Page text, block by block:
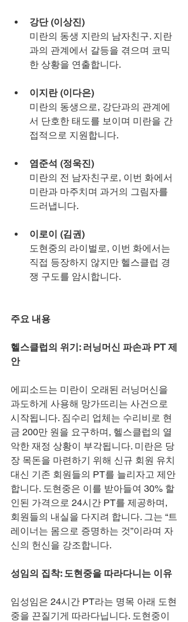
강단 (이상진)
미란의 동생 지란의 남자친구. 지란
과의 관계에서 갈등을 겪으며 코믹
한 상황을 연출합니다.
이지란 (이다은)
미란의 동생으로, 강단과의 관계에
서 단호한 태도를 보이며 미란을 간
접적으로 지원합니다.
염준석 (정욱진)
미란의 전 남자친구로, 이번 화에서
미란과 마주치며 과거의 그림자를
드러냅니다.
이로이 (김권)
도현중의 라이벌로, 이번 화에서는
직접 등장하지 않지만 헬스클럽 경
쟁 구도를 암시합니다.
주요 내용
헬스클럽의 위기: 러닝머신 파손과 PT 제
안
에피소드는 미란이 오래된 러닝머신을
과도하게 사용해 망가뜨리는 사건으로
시작됩니다. 짐수리 업체는 수리비로 현
금 200만 원을 요구하며, 헬스클럽의 열
악한 재정 상황이 부각됩니다. 미란은 당
장 목돈을 마련하기 위해 신규 회원 유치
대신 기존 회원들의 PT를 늘리자고 제안
합니다. 도현중은 이를 받아들여 30% 할
인된 가격으로 24시간 PT를 제공하며,
회원들의 내실을 다지려 합니다. 그는 “트
레이너는 몸으로 증명하는 것”이라며 자
신의 헌신을 강조합니다.
성임의 집착: 도현중을 따라다니는 이유
임성임은 24시간 PT라는 명목 아래 도현
중을 끈질기게 따라다닙니다. 도현중이